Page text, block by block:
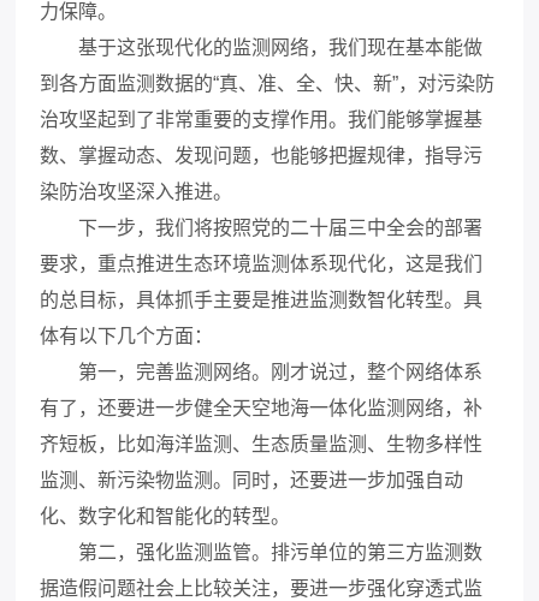
力保障。
基于这张现代化的监测网络，我们现在基本能做
到各方面监测数据的“真、准、全、快、新”，对污染防
治攻坚起到了非常重要的支撑作用。我们能够掌握基
数、掌握动态、发现问题，也能够把握规律，指导污
染防治攻坚深入推进。
下一步，我们将按照党的二十届三中全会的部署
要求，重点推进生态环境监测体系现代化，这是我们
的总目标，具体抓手主要是推进监测数智化转型。具
体有以下几个方面：
第一，完善监测网络。刚才说过，整个网络体系
有了，还要进一步健全天空地海一体化监测网络，补
齐短板，比如海洋监测、生态质量监测、生物多样性
监测、新污染物监测。同时，还要进一步加强自动
化、数字化和智能化的转型。
第二，强化监测监管。排污单位的第三方监测数
据造假问题社会上比较关注，要进一步强化穿透式监